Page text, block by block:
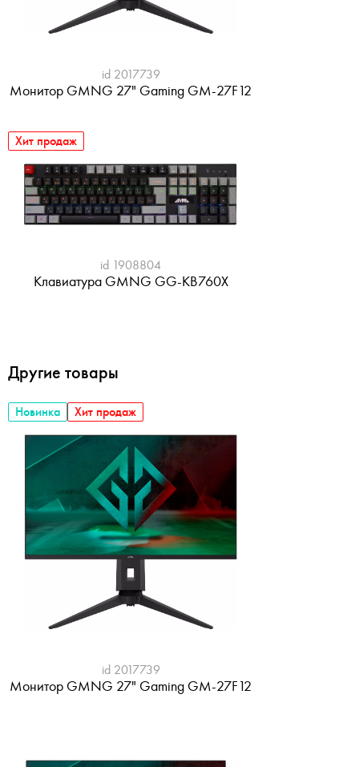
id 2017739
Монитор GMNG 27" Gaming GM-27F12
Хит продаж
id 1908804
Клавиатура GMNG GG-KB760X
Другие товары
Новинка Хит продаж
id 2017739
Монитор GMNG 27" Gaming GM-27F12